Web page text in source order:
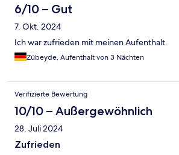
6/10 – Gut
7. Okt. 2024
Ich war zufrieden mit meinen Aufenthalt.
Zübeyde, Aufenthalt von 3 Nächten
Verifizierte Bewertung
10/10 – Außergewöhnlich
28. Juli 2024
Zufrieden